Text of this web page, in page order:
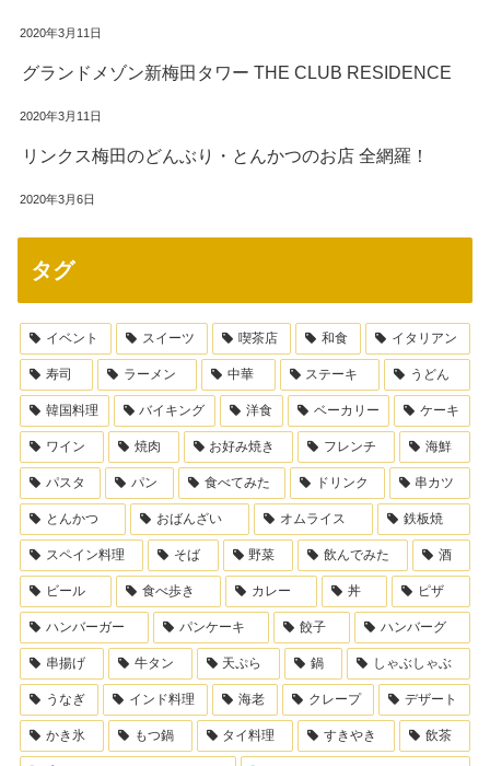
2020年3月11日
グランドメゾン新梅田タワー THE CLUB RESIDENCE
2020年3月11日
リンクス梅田のどんぶり・とんかつのお店 全網羅！
2020年3月6日
タグ
イベント スイーツ 喫茶店 和食 イタリアン
寿司 ラーメン 中華 ステーキ うどん
韓国料理 バイキング 洋食 ベーカリー ケーキ
ワイン 焼肉 お好み焼き フレンチ 海鮮
パスタ パン 食べてみた ドリンク 串カツ
とんかつ おばんざい オムライス 鉄板焼
スペイン料理 そば 野菜 飲んでみた 酒
ビール 食べ歩き カレー 丼 ピザ
ハンバーガー パンケーキ 餃子 ハンバーグ
串揚げ 牛タン 天ぷら 鍋 しゃぶしゃぶ
うなぎ インド料理 海老 クレープ デザート
かき氷 もつ鍋 タイ料理 すきやき 飲茶